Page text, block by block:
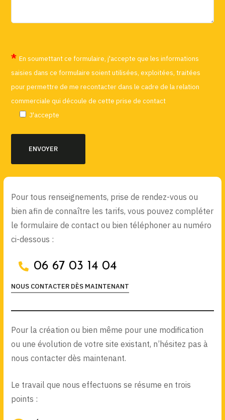
En soumettant ce formulaire, j'accepte que les informations
saisies dans ce formulaire soient utilisées, exploitées, traitées
pour permettre de me recontacter dans le cadre de la relation
commerciale qui découle de cette prise de contact
J'accepte
Pour tous renseignements, prise de rendez-vous ou
bien afin de connaître les tarifs, vous pouvez compléter
le formulaire de contact ou bien téléphoner au numéro
ci-dessous :
06 67 03 14 04
NOUS CONTACTER DÈS MAINTENANT
Pour la création ou bien même pour une modification
ou une évolution de votre site existant, n’hésitez pas à
nous contacter dès maintenant.
Le travail que nous effectuons se résume en trois
points :